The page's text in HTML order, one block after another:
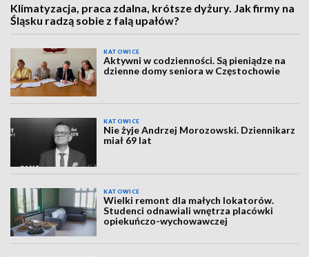
Klimatyzacja, praca zdalna, krótsze dyżury. Jak firmy na
Śląsku radzą sobie z falą upałów?
KATOWICE
Aktywni w codzienności. Są pieniądze na
dzienne domy seniora w Częstochowie
KATOWICE
Nie żyje Andrzej Morozowski. Dziennikarz
miał 69 lat
KATOWICE
Wielki remont dla małych lokatorów.
Studenci odnawiali wnętrza placówki
opiekuńczo-wychowawczej